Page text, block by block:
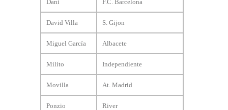
Dani F.C. Barcelona
David Villa S. Gijon
Miguel García Albacete
Milito Independiente
Movilla At. Madrid
Ponzio River